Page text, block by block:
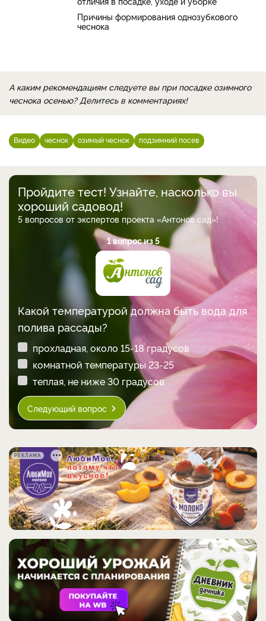
Причины формирования однозубкового
чеснока
А каким рекомендациям следуете вы при посадке озимного
чеснока осенью? Делитесь в комментариях!
Видео чеснок озимый чеснок подзимний посев
Пройдите тест! Узнайте, насколько вы
хороший садовод!
5 вопросов от экспертов проекта «Антонов сад»!
1 вопрос из 5
Какой температурой должна быть вода для
полива рассады?
прохладная, около 15-18 градусов
комнатной температуры 23-25
теплая, не ниже 30 градусов
Следующий вопрос
РЕКЛАМА